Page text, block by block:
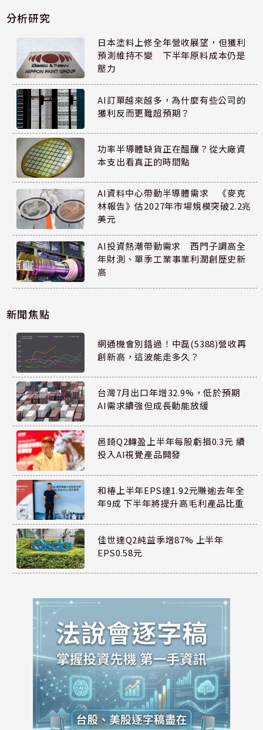
分析研究
日本塗料上修全年營收展望，但獲利
預測維持不變 下半年原料成本仍是
壓力
AI訂單越來越多，為什麼有些公司的
獲利反而更難超預期？
功率半導體缺貨正在醞釀？從大廠資
本支出看真正的時間點
AI資料中心帶動半導體需求 《麥克
林報告》估2027年市場規模突破2.2兆
美元
AI投資熱潮帶動需求 西門子調高全
年財測、單季工業事業利潤創歷史新
高
新聞焦點
網通機會別錯過！中磊(5388)營收再
創新高，這波能走多久？
台灣7月出口年增32.9%，低於預期
AI需求續強但成長動能放緩
邑錡Q2轉盈上半年每股虧損0.3元 續
投入AI視覺產品開發
和椿上半年EPS達1.92元賺逾去年全
年9成 下半年將提升高毛利產品比重
佳世達Q2純益季增87% 上半年
EPS0.58元